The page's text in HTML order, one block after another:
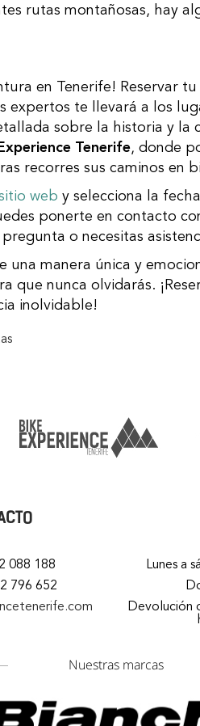
rutas montañosas, hay
expertos te llevará a los
sobre la historia y la
Tenerife, donde
recorres sus caminos en
web y selecciona la
ponerte en contacto
o necesitas
que nunca olvidarás.
inolvidable!
088 188
796 652
Lunes a
Devolución
Nuestras marcas